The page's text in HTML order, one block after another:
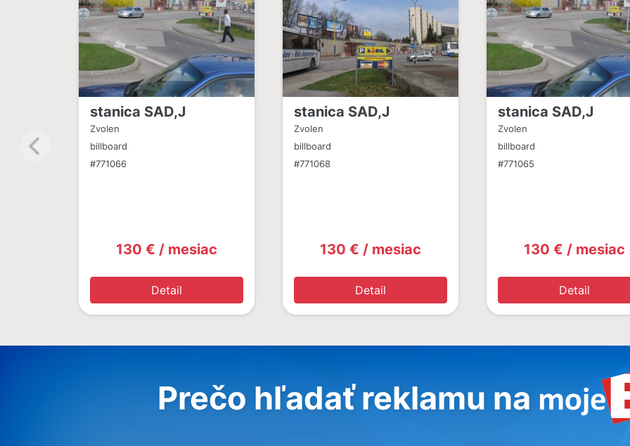
stanica SAD,J
Zvolen
billboard
#771066
130 € / mesiac
Detail
stanica SAD,J
Zvolen
billboard
#771068
130 € / mesiac
Detail
stanica SAD,J
Zvolen
billboard
#771065
130 € / mesiac
Detail
Prečo hľadať reklamu na